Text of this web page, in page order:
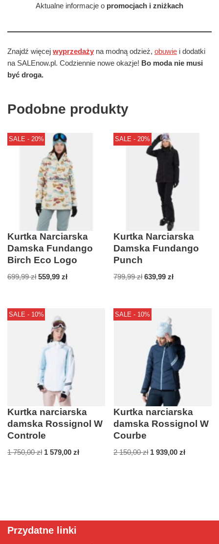
Aktualne informacje o promocjach i zniżkach
Znajdź więcej wyprzedaży na modną odzież, obuwie i dodatki
na SALEnow.pl. Codziennie nowe okazje! Bo moda nie musi
być droga.
Podobne produkty
SALE - 20%
Kurtka Narciarska
Damska Fundango
Birch Eco Logo
699,99zł 559,99 zł
SALE - 20%
Kurtka Narciarska
Damska Fundango
Punch
799,99zł 639,99zł
SALE - 10%
Kurtka narciarska
damska Rossignol W
Controle
1 750,00zł 1 579,00 zł
SALE - 10%
Kurtka narciarska
damska Rossignol W
Courbe
2 150,00zł 1 939,00zł
Przydatne linki